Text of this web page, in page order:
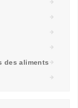
des aliments